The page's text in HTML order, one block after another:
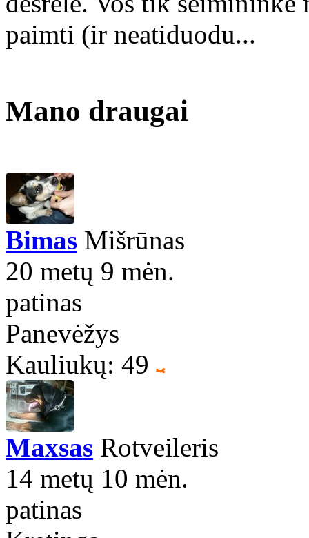
paimti (ir neatiduodu...
Mano draugai
Bimas Mišrūnas
20 metų 9 mėn.
patinas
Panevėžys
Kauliukų: 49
Maxsas Rotveileris
14 metų 10 mėn.
patinas